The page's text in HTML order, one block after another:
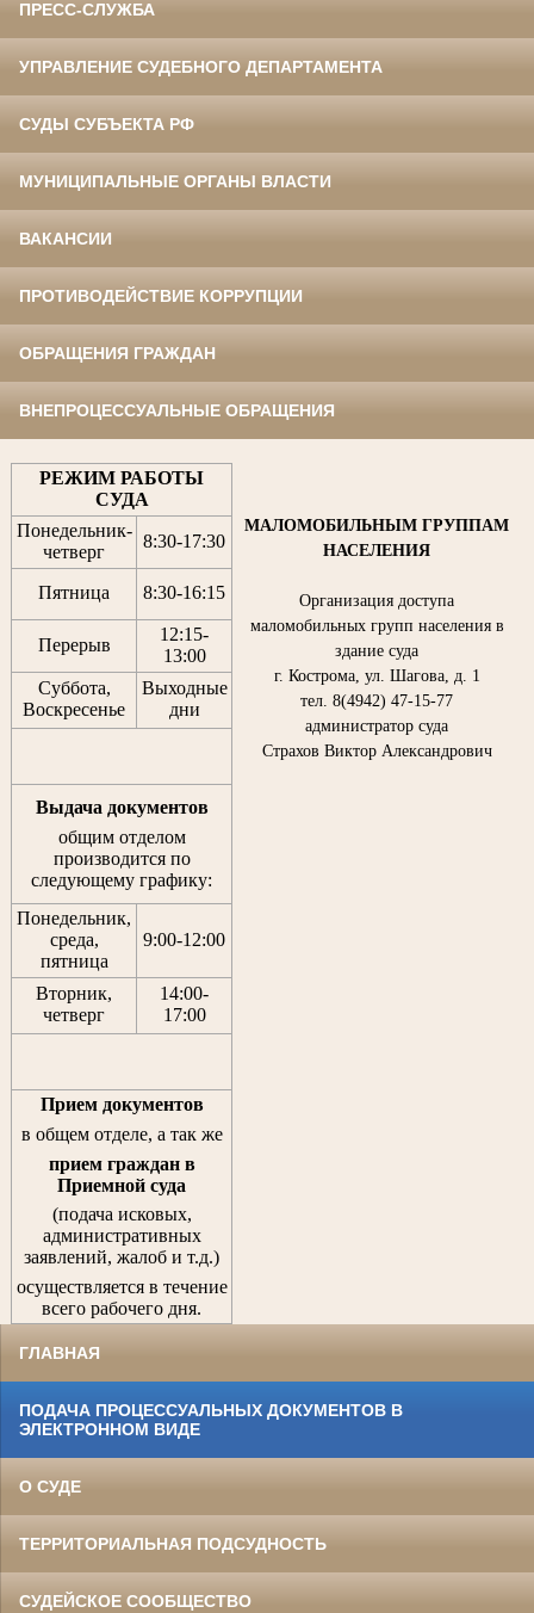
ПРЕСС-СЛУЖБА
УПРАВЛЕНИЕ СУДЕБНОГО ДЕПАРТАМЕНТА
СУДЫ СУБЪЕКТА РФ
МУНИЦИПАЛЬНЫЕ ОРГАНЫ ВЛАСТИ
ВАКАНСИИ
ПРОТИВОДЕЙСТВИЕ КОРРУПЦИИ
ОБРАЩЕНИЯ ГРАЖДАН
ВНЕПРОЦЕССУАЛЬНЫЕ ОБРАЩЕНИЯ
РЕЖИМ РАБОТЫ
СУДА
Понедельник-
четверг
8:30-17:30
Пятница 8:30-16:15
Перерыв
12:15-
13:00
Суббота,
Воскресенье
Выходные
дни
Выдача документов
общим отделом
производится по
следующему графику:
Понедельник,
среда,
пятница
9:00-12:00
Вторник,
четверг
14:00-
17:00
Прием документов
в общем отделе, а так же
прием граждан в
Приемной суда
(подача исковых,
административных
заявлений, жалоб и т.д.)
осуществляется в течение
всего рабочего дня.
МАЛОМОБИЛЬНЫМ ГРУППАМ
НАСЕЛЕНИЯ
Организация доступа
маломобильных групп населения в
здание суда
г. Кострома, ул. Шагова, д. 1
тел. 8(4942) 47-15-77
администратор суда
Страхов Виктор Александрович
ГЛАВНАЯ
ПОДАЧА ПРОЦЕССУАЛЬНЫХ ДОКУМЕНТОВ В
ЭЛЕКТРОННОМ ВИДЕ
О СУДЕ
ТЕРРИТОРИАЛЬНАЯ ПОДСУДНОСТЬ
СУДЕЙСКОЕ СООБЩЕСТВО